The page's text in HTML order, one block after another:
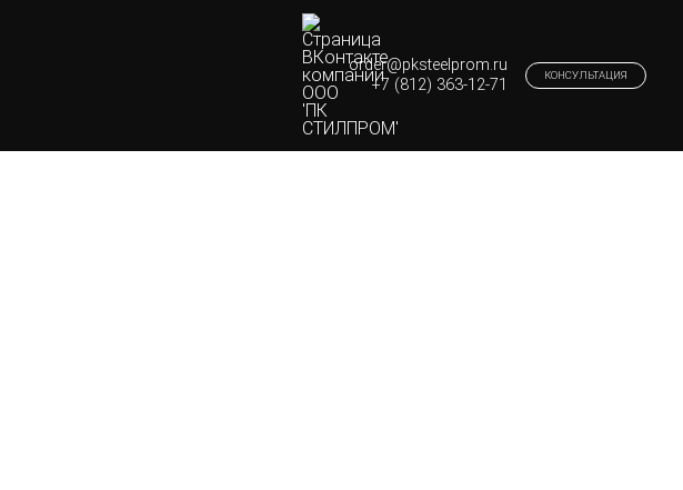
order@pksteelprom.ru
+7 (812) 363-12-71
КОНСУЛЬТАЦИЯ
РАССЧИТАТЬ СТОИМОСТЬ